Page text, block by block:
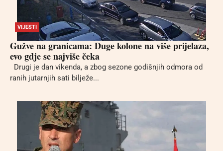
VIJESTI
Gužve na granicama: Duge kolone na više prijelaza,
evo gdje se najviše čeka
Drugi je dan vikenda, a zbog sezone godišnjih odmora od
ranih jutarnjih sati bilježe...